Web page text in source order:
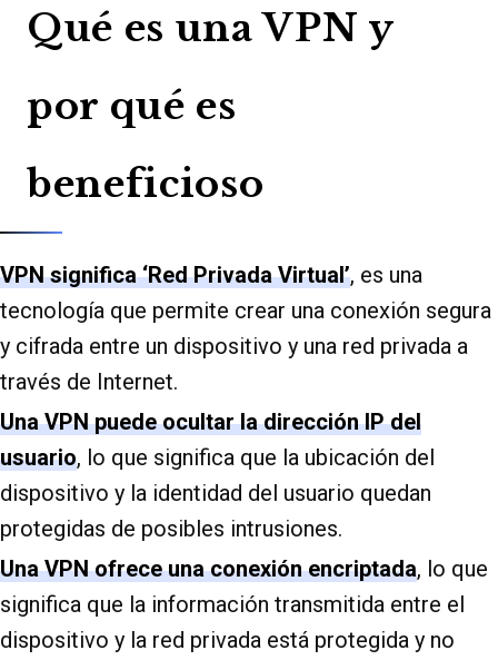
Qué es una VPN y
por qué es
beneficioso
VPN significa ‘Red Privada Virtual’, es una
tecnología que permite crear una conexión segura
y cifrada entre un dispositivo y una red privada a
través de Internet.
Una VPN puede ocultar la dirección IP del
usuario, lo que significa que la ubicación del
dispositivo y la identidad del usuario quedan
protegidas de posibles intrusiones.
Una VPN ofrece una conexión encriptada, lo que
significa que la información transmitida entre el
dispositivo y la red privada está protegida y no